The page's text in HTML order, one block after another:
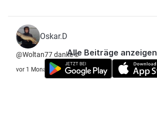
Oskar.D
@Woltan77 danke☺️
vor 1 Monat
Alle Beiträge anzeigen